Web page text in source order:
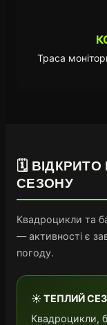
Траса
🗓️ ВІДКРИТО
СЕЗОНУ
Квадроцикли та
— активності є
погоду.
☀️ ТЕПЛИЙ
Квадроцикли,